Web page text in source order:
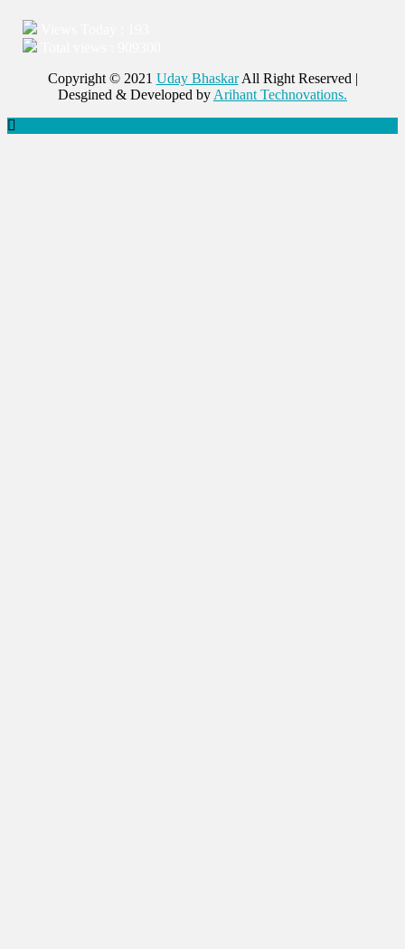
Copyright © 2021 Uday BhaskarAll Right Reserved |
Desgined & Developed by Arihant Technovations.